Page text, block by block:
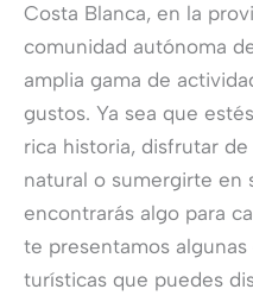
Costa Blanca, en la
comunidad autónoma
amplia gama de
gustos. Ya sea que
rica historia, disfrutar
natural o sumergirte en
encontrarás algo para
te presentamos
turísticas que puedes